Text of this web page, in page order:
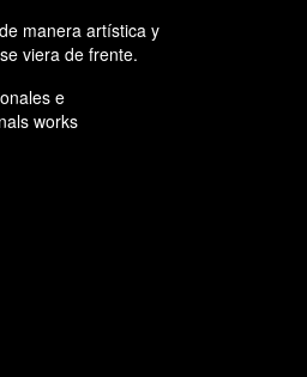
manera artística y
viera de frente.
e
works